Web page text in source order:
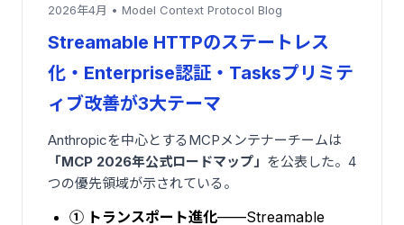
2026年4月 • Model Context Protocol Blog
Streamable HTTPのステートレス
化・Enterprise認証・Tasksプリミテ
ィブ改善が3大テーマ
Anthropicを中心とするMCPメンテナーチームは
「MCP 2026年公式ロードマップ」 を公表した。4
つの優先領域が示されている。
① トランスポート進化——Streamable